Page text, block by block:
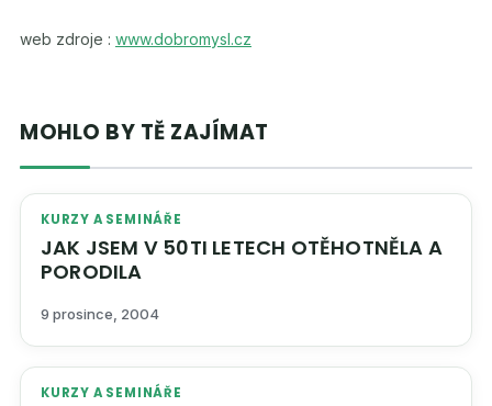
web zdroje : www.dobromysl.cz
MOHLO BY TĚ ZAJÍMAT
KURZY A SEMINÁŘE
JAK JSEM V 50TI LETECH OTĚHOTNĚLA A
PORODILA
9 prosince, 2004
KURZY A SEMINÁŘE